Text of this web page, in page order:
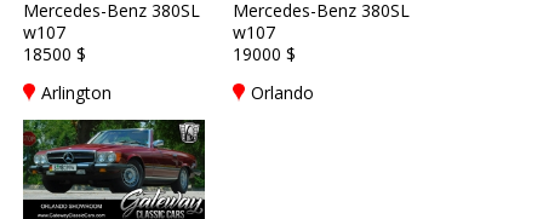
Mercedes-Benz 380SL
w107
18500 $
Arlington
Mercedes-Benz 380SL
w107
19000 $
Orlando